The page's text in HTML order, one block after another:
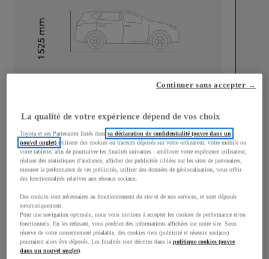
Hauteur1 525
mm
Largeur
1 740mm
Consommation mixte
Consommation mixte 3,8L/100 km
Émissions CO2
La qualité de votre expérience dépend de vos choix
Toyota et ses Partenaires listés danssa déclaration de confidentialité (ouvre dans un
nouvel onglet)utilisent des cookies ou traceurs déposés sur votre ordinateur, votre mobile ou
votre tablette, afin de poursuivre les finalités suivantes : améliorer votre expérience utilisateur,
réaliser des statistiques d’audience, afficher des publicités ciblées sur les sites de partenaires,
mesurer la performance de ces publicités, utiliser des données de géolocalisation, vous offrir
des fonctionnalités relatives aux réseaux sociaux.
Des cookies sont nécessaires au fonctionnement du site et de nos services, et sont déposés
automatiquement.
Pour une navigation optimale, nous vous invitons à accepter les cookies de performance et/ou
fonctionnels. En les refusant, vous perdriez des informations affichées sur notre site. Sous
réserve de votre consentement préalable, des cookies tiers (publicité et réseaux sociaux)
pourraient alors être déposés. Les finalités sont décrites dans lapolitique cookies (ouvre
dans un nouvel onglet).
Continuer sans accepter →